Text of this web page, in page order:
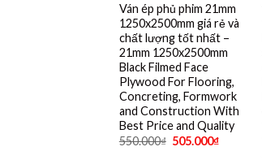
Ván ép phủ phim 21mm
1250x2500mm giá rẻ và
chất lượng tốt nhất –
21mm 1250x2500mm
Black Filmed Face
Plywood For Flooring,
Concreting, Formwork
and Construction With
Best Price and Quality
550.000₫ 505.000₫